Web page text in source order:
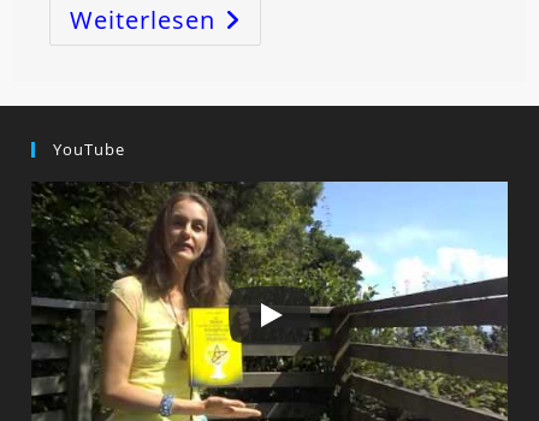
Weiterlesen WAHRHEIT
Wirk-
YouTube